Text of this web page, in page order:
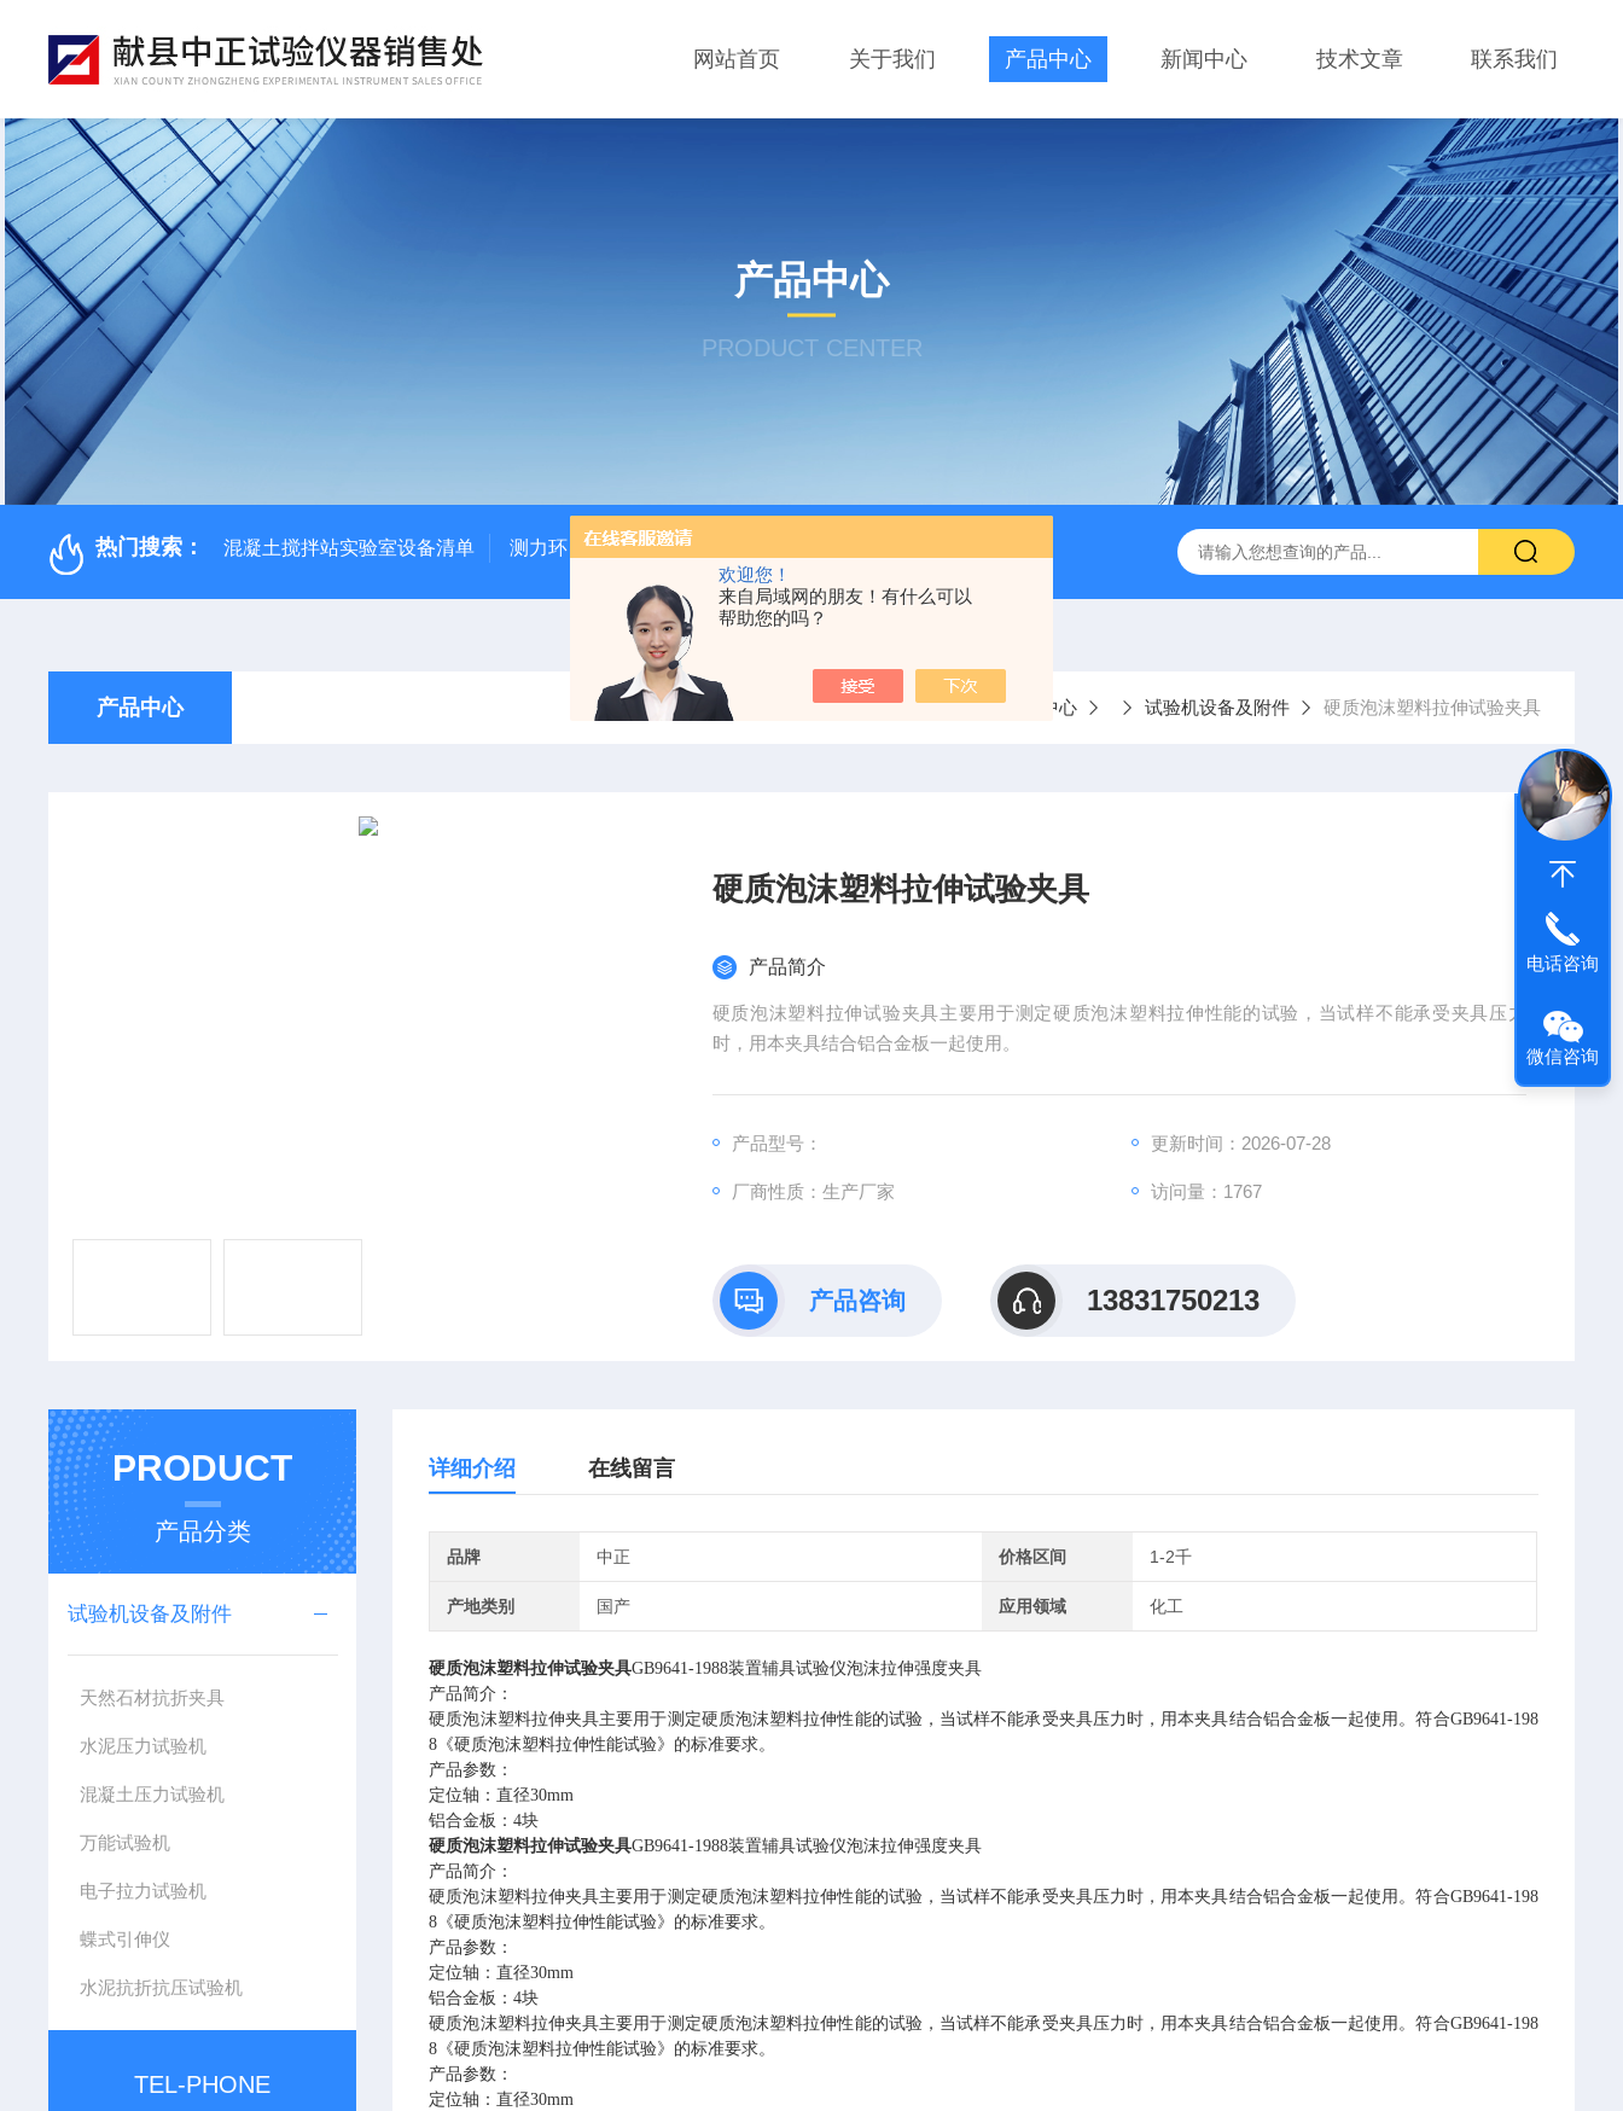
欢迎您！
来自局域网的朋友！有什么可以
帮助您的吗？
网站首页 关于我们 产品中心 新闻中心 技术文章 联系我们
产品中心
PRODUCT CENTER
热门搜索： 混凝土搅拌站实验室设备清单 测力环 混凝土抗弯拉弹性模量试验装置 钢结构防火涂料测厚仪 砂基透水砖透水速率试验装置
产品中心 当前位置：首页 产品中心 试验机设备及附件 硬质泡沫塑料拉伸试验夹具
硬质泡沫塑料拉伸试验夹具
产品简介
硬质泡沫塑料拉伸试验夹具主要用于测定硬质泡沫塑料拉伸性能的试验，当试样不能承受夹具压力
时，用本夹具结合铝合金板一起使用。
产品型号： 更新时间：2026-07-28
厂商性质：生产厂家 访问量：1767
产品咨询 13831750213
PRODUCT
产品分类
试验机设备及附件
天然石材抗折夹具
水泥压力试验机
混凝土压力试验机
万能试验机
电子拉力试验机
蝶式引伸仪
水泥抗折抗压试验机
TEL-PHONE
详细介绍 在线留言
品牌 中正 价格区间 1-2千
产地类别 国产 应用领域 化工
硬质泡沫塑料拉伸试验夹具GB9641-1988装置辅具试验仪泡沫拉伸强度夹具
产品简介：
硬质泡沫塑料拉伸夹具主要用于测定硬质泡沫塑料拉伸性能的试验，当试样不能承受夹具压力时，用本夹具结合铝合金板一起使用。符合GB9641-198
8《硬质泡沫塑料拉伸性能试验》的标准要求。
产品参数：
定位轴：直径30mm
铝合金板：4块
硬质泡沫塑料拉伸试验夹具GB9641-1988装置辅具试验仪泡沫拉伸强度夹具
产品简介：
硬质泡沫塑料拉伸夹具主要用于测定硬质泡沫塑料拉伸性能的试验，当试样不能承受夹具压力时，用本夹具结合铝合金板一起使用。符合GB9641-198
8《硬质泡沫塑料拉伸性能试验》的标准要求。
产品参数：
定位轴：直径30mm
铝合金板：4块
硬质泡沫塑料拉伸夹具主要用于测定硬质泡沫塑料拉伸性能的试验，当试样不能承受夹具压力时，用本夹具结合铝合金板一起使用。符合GB9641-198
8《硬质泡沫塑料拉伸性能试验》的标准要求。
产品参数：
定位轴：直径30mm
电话咨询
微信咨询